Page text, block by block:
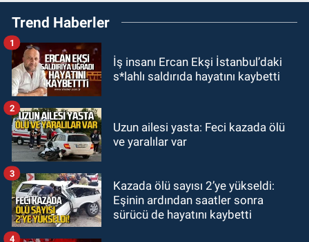
23:05
22:33Zonguldak TSO önemli
GÜNDEM
22:11
için acil Trombosit Arh (+) kana
Trend Haberler
İş insanı Ercan Ekşi İstanbul’daki
s*lahlı saldırıda hayatını kaybetti
1
Uzun ailesi yasta: Feci kazada ölü
ve yaralılar var
2
Kazada ölü sayısı 2’ye yükseldi:
Eşinin ardından saatler sonra
sürücü de hayatını kaybetti
3
4